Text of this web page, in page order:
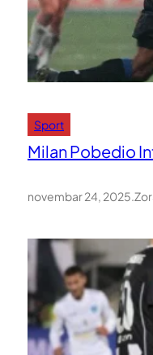
Sport
Milan Pobedio
novembar 24, 2025